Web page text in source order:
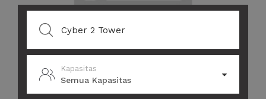
Kapasitas
Semua Kapasitas